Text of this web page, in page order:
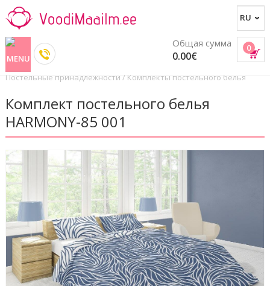
0
Общая сумма
0.00€
Постельные принадлежности/Комплекты постельного белья
Комплект постельного белья
HARMONY-85 001